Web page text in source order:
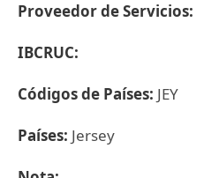
Proveedor de Servicios:
IBCRUC:
Códigos de Países: JEY
Países: Jersey